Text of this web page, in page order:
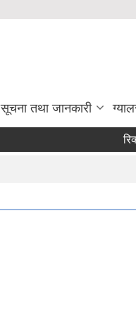
सूचना तथा जानकारी
रिक्त